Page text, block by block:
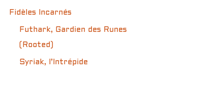
Fidèles Incarnés
Futhark, Gardien des Runes
(Rooted)
Syriak, l’Intrépide